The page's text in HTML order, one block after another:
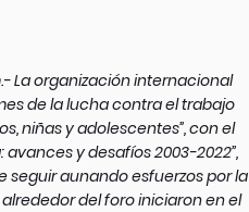
La organización internacional
de la lucha contra el trabajo
niñas y adolescentes”, con el
y desafíos 2003-2022”,
seguir aunando esfuerzos por la
del foro iniciaron en el